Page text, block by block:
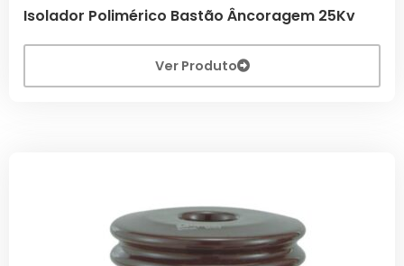
Isolador Polimérico Bastão Âncoragem 25Kv
Ver Produto